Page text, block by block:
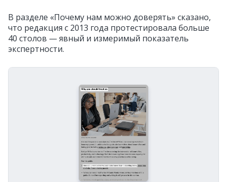
В разделе «Почему нам можно доверять» сказано,
что редакция с 2013 года протестировала больше
40 столов — явный и измеримый показатель
экспертности.